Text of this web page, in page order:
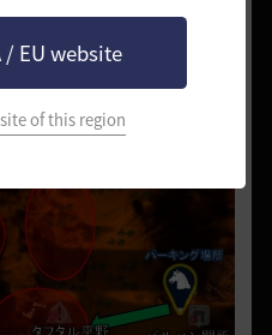
/ EU website
of this region
め、主要ポイントはありません。